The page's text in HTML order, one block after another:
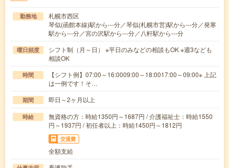
勤務地
札幌市西区
琴似(函館本線)駅から---分／琴似(札幌市営)駅から---分／発寒
駅から---分／宮の沢駅から---分／八軒駅から---分
曜日頻度
シフト制（月～日） ※平日のみなどの相談もOK ※週3なども
相談OK
時間
【シフト例】07:00～16:0009:00～18:0017:00～09:00※ 上記
は一例です！そ…
期間 即日～2ヶ月以上
時給
無資格の方：時給1350円～1687円 / 介護福祉士：時給1550
円～1937円 / 初任者以上：時給1450円～1812円
交通費
全額支給